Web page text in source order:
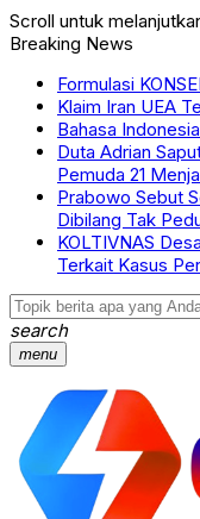
Scroll untuk
Breaking News
Formulasi
Klaim Iran UEA
Bahasa
Duta Adrian
Pemuda 21
Prabowo Sebut
Dibilang Tak
KOLTIVNAS
Terkait Kasus
search
menu